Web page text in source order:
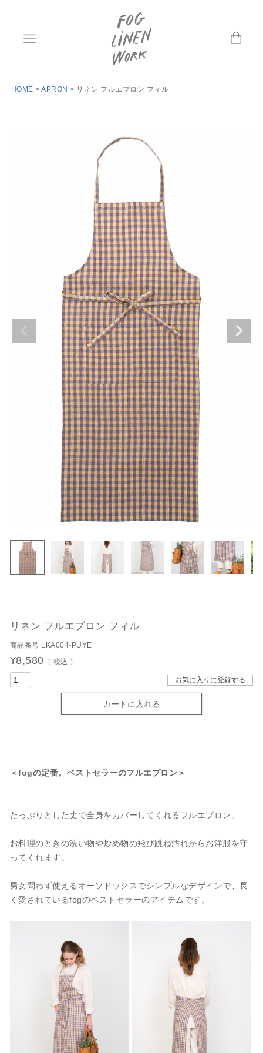
HOME APRON リネン フルエプロン フィル
リネン フルエプロン フィル
商品番号 LKA004-PUYE
¥8,580 税込
お気に入りに登録する
カートに入れる
＜fogの定番。ベストセラーのフルエプロン＞
たっぷりとした丈で全身をカバーしてくれるフルエプロン。
お料理のときの洗い物や炒め物の飛び跳ね汚れからお洋服を守
ってくれます。
男女問わず使えるオーソドックスでシンプルなデザインで、長
く愛されているfogのベストセラーのアイテムです。